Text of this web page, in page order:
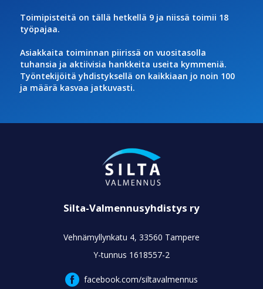
Toimipisteitä on tällä hetkellä 9 ja niissä toimii 18
työpajaa.
Asiakkaita toiminnan piirissä on vuositasolla
tuhansia ja aktiivisia hankkeita useita kymmeniä.
Työntekijöitä yhdistyksellä on kaikkiaan jo noin 100
ja määrä kasvaa jatkuvasti.
Silta-Valmennusyhdistys ry
Vehnämyllynkatu 4, 33560 Tampere
Y-tunnus 1618557-2
facebook.com/siltavalmennus